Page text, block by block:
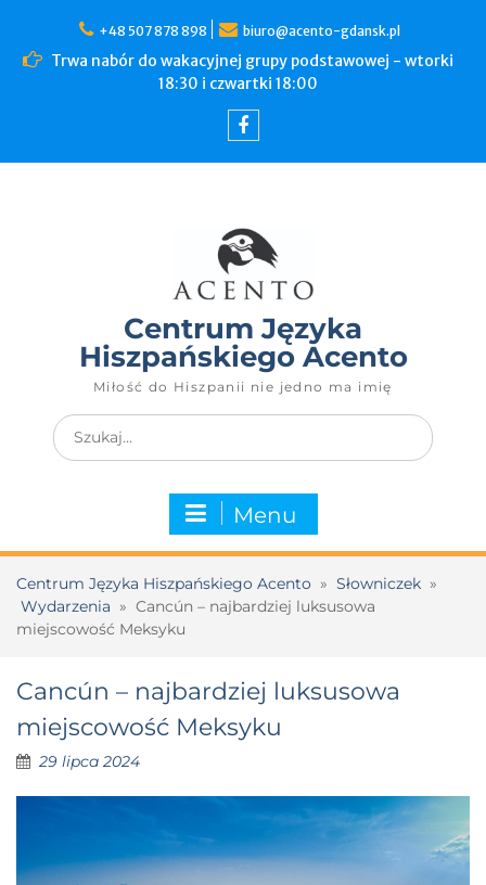
+48 507 878 898 biuro@acento-gdansk.pl
Trwa nabór do wakacyjnej grupy podstawowej - wtorki
18:30 i czwartki 18:00
Centrum Języka
Hiszpańskiego Acento
Miłość do Hiszpanii nie jedno ma imię
Menu
Centrum Języka Hiszpańskiego Acento » Słowniczek »
Wydarzenia » Cancún – najbardziej luksusowa
miejscowość Meksyku
Cancún – najbardziej luksusowa
miejscowość Meksyku
29 lipca 2024